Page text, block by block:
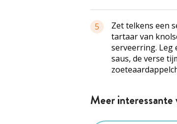
5
Zet telkens een
tartaar van
serveerring. Leg
saus, de verse
Meer interessante